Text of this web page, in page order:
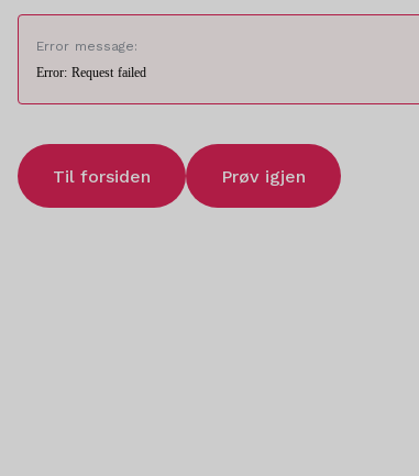
Error message:
Error: Request failed
Til forsiden Prøv igjen